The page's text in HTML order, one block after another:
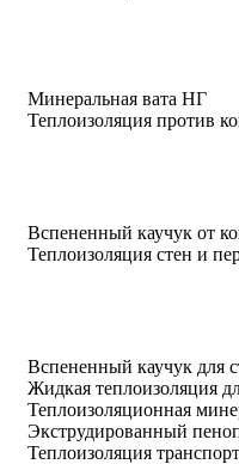
Минеральная вата НГ
Теплоизоляция против
Вспененный каучук от
Теплоизоляция стен и
Вспененный каучук для
Жидкая теплоизоляция
Теплоизоляционная
Экструдированный
Теплоизоляция